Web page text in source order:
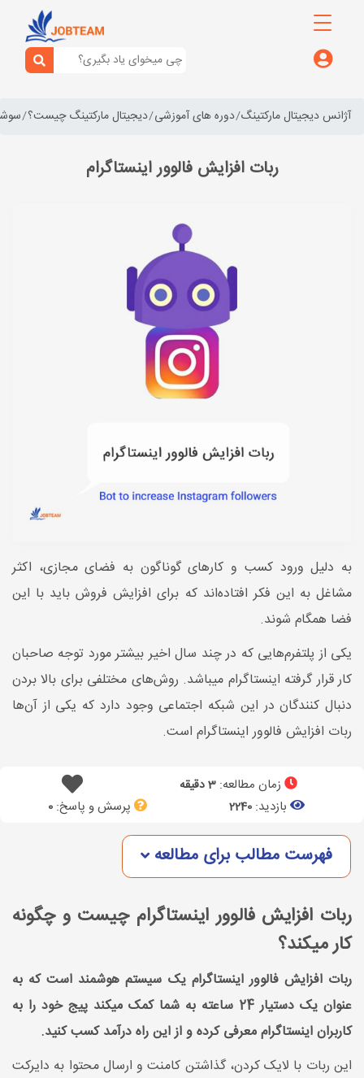
آژانس دیجیتال مارکتینگ دوره های آموزشی دیجیتال مارکتینگ چیست؟
ربات افزایش فالوور اینستاگرام
به دلیل ورود کسب و کارهای گوناگون به فضای مجازی، اکثر
مشاغل به این فکر افتاده‌اند که برای افزایش فروش باید با این
فضا همگام شوند.
یکی از پلتفرم‌هایی که در چند سال اخیر بیشتر مورد توجه صاحبان
کار قرار گرفته اینستاگرام میباشد. روش‌های مختلفی برای بالا بردن
دنبال کنندگان در این شبکه اجتماعی وجود دارد که یکی از آن‌ها
ربات افزایش فالوور اینستاگرام است.
زمان مطالعه: 3 دقیقه
بازدید: 2240 پرسش و پاسخ:0
فهرست مطالب برای مطالعه
ربات افزایش فالوور اینستاگرام چیست و چگونه
کار میکند؟
ربات افزایش فالوور اینستاگرام یک سیستم هوشمند است که به
عنوان یک دستیار 24 ساعته به شما کمک میکند پیج خود را به
کاربران اینستاگرام معرفی کرده و از این راه درآمد کسب کنید.
این ربات با لایک کردن، گذاشتن کامنت و ارسال محتوا به دایرکت